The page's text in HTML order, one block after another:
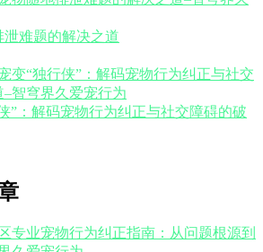
难题的解决之道
”：解码宠物行为纠正与社交障碍的破